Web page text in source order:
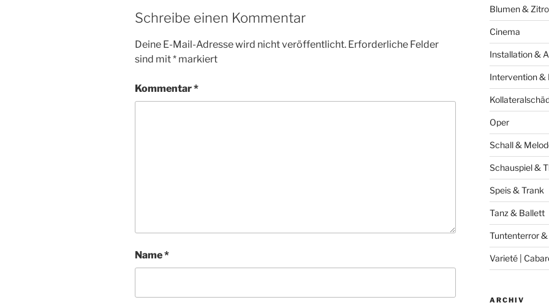
Schreibe einen Kommentar
Deine E-Mail-Adresse wird nicht veröffentlicht. Erforderliche Felder
sind mit* markiert
Kommentar*
Name*
Blumen &
Cinema
Installation &
Intervention &
Oper
Schall &
Schauspiel &
Speis & Trank
Tanz & Ballett
Tuntenterror &
Varieté |
ARCHIV